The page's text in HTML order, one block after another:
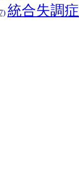
統合失調症